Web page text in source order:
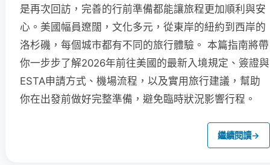
是再次回訪，完善的行前準備都能讓旅程更加順利與安
心。美國幅員遼闊，文化多元，從東岸的紐約到西岸的
洛杉磯，每個城市都有不同的旅行體驗。 本篇指南將帶
你一步步了解2026年前往美國的最新入境規定、簽證與
ESTA申請方式、機場流程，以及實用旅行建議，幫助
你在出發前做好完整準備，避免臨時狀況影響行程。
繼續閱讀→